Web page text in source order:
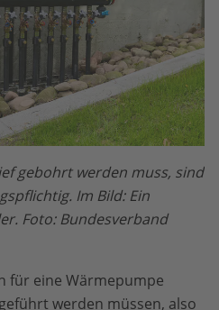
gebohrt werden muss, sind
Im Bild: Ein
Foto: Bundesverband
für eine Wärmepumpe
werden müssen, also